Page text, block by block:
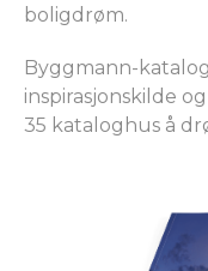
boligdrøm.
Byggmann-
inspirasjonskilde
35 kataloghus å